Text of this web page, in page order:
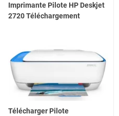
Imprimante Pilote HP Deskjet
2720 Téléchargement
Télécharger Pilote